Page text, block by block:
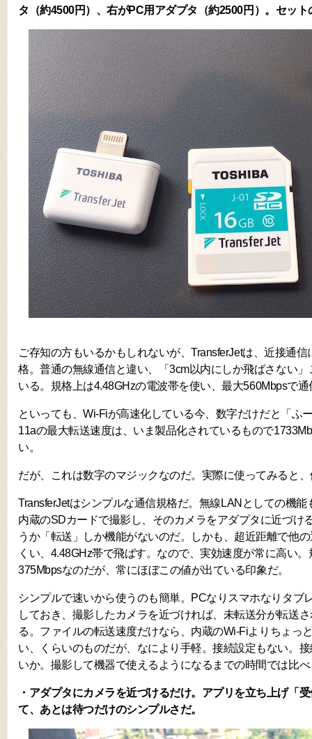
タ（約4500円）、右がPC用アダプタ（約2500円）。セッ
ご存知の方もいるかもしれないが、TransferJetは、近接通
格。普通の無線通信と違い、「3cm以内にしか飛ばさない
いる。規格上は4.48GHzの電波帯を使い、最大560Mbpsで通
といっても、Wi-Fiが高速化している今、数字だけだと「ふ
11aの最大転送速度は、いま製品化されているもので
い。
だが、これは数字のマジックなのだ。実際に使ってみると
TransferJetはシンプルな通信規格だ。無線LANとしての機能
内蔵のSDカードで撮影し、そのカメラをアダプタに近づけ
うか「転送」しか機能がないのだ。しかも、超近距離で他
くい、4.48GHz帯で飛ばす。なので、実効速度が常に高い
375Mbpsなのだが、常にほぼこの値が出ている印象だ。
シンプルで速いから使うのも簡単。PCなりスマホなりタブ
しておき、撮影したカメラを近づければ、未転送分が転送
る。ファイルの転送速度だけなら、内蔵のWi-Fiよりちょっ
い、くらいのものだが、なにより手軽。接続設定もない。
いか。撮影して機器で使えるようになるまでの時間では比
・アダプタにカメラを近づけるだけ。アプリを立ち上げ「
て、あとは待つだけのシンプルさだ。